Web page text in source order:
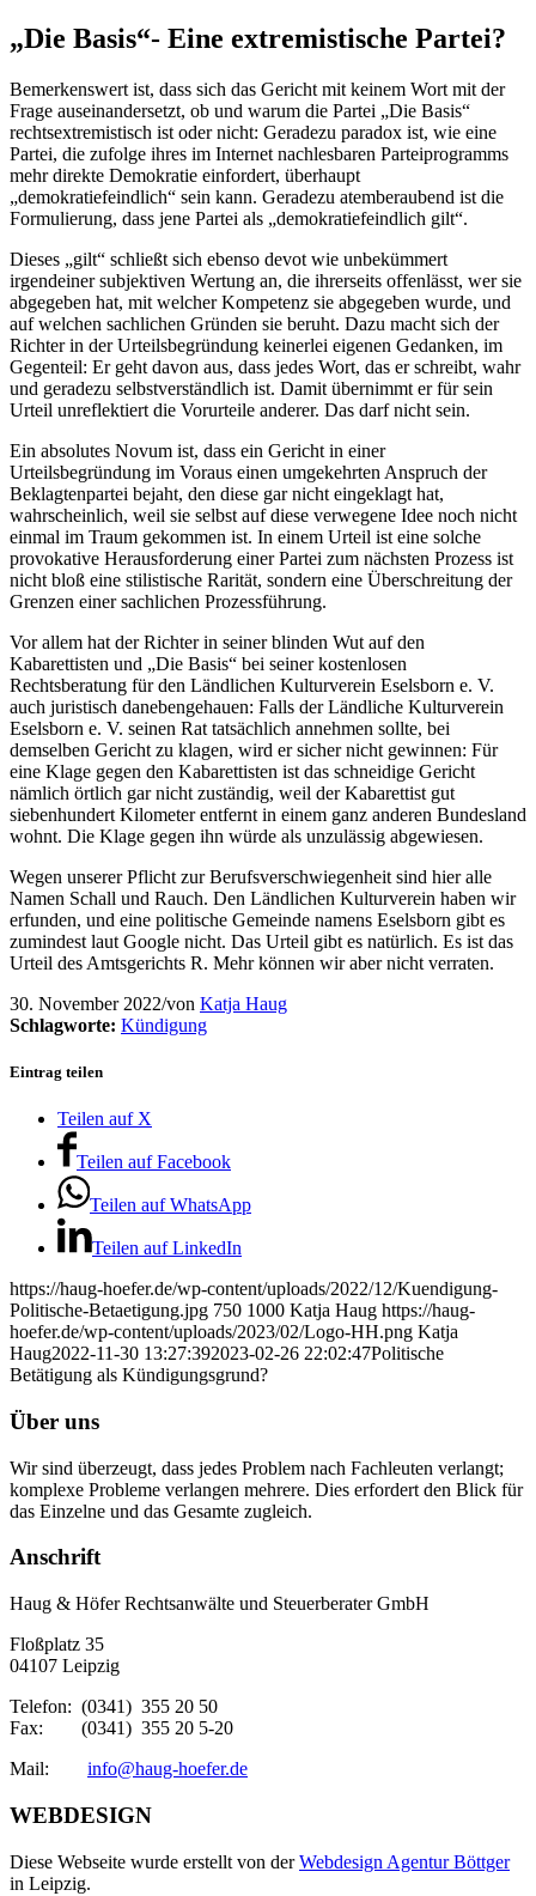
„Die Basis“- Eine extremistische Partei?
Bemerkenswert ist, dass sich das Gericht mit keinem Wort mit der
Frage auseinandersetzt, ob und warum die Partei „Die Basis“
rechtsextremistisch ist oder nicht: Geradezu paradox ist, wie eine
Partei, die zufolge ihres im Internet nachlesbaren Parteiprogramms
mehr direkte Demokratie einfordert, überhaupt
„demokratiefeindlich“ sein kann. Geradezu atemberaubend ist die
Formulierung, dass jene Partei als „demokratiefeindlich gilt“.
Dieses „gilt“ schließt sich ebenso devot wie unbekümmert
irgendeiner subjektiven Wertung an, die ihrerseits offenlässt, wer sie
abgegeben hat, mit welcher Kompetenz sie abgegeben wurde, und
auf welchen sachlichen Gründen sie beruht. Dazu macht sich der
Richter in der Urteilsbegründung keinerlei eigenen Gedanken, im
Gegenteil: Er geht davon aus, dass jedes Wort, das er schreibt, wahr
und geradezu selbstverständlich ist. Damit übernimmt er für sein
Urteil unreflektiert die Vorurteile anderer. Das darf nicht sein.
Ein absolutes Novum ist, dass ein Gericht in einer
Urteilsbegründung im Voraus einen umgekehrten Anspruch der
Beklagtenpartei bejaht, den diese gar nicht eingeklagt hat,
wahrscheinlich, weil sie selbst auf diese verwegene Idee noch nicht
einmal im Traum gekommen ist. In einem Urteil ist eine solche
provokative Herausforderung einer Partei zum nächsten Prozess ist
nicht bloß eine stilistische Rarität, sondern eine Überschreitung der
Grenzen einer sachlichen Prozessführung.
Vor allem hat der Richter in seiner blinden Wut auf den
Kabarettisten und „Die Basis“ bei seiner kostenlosen
Rechtsberatung für den Ländlichen Kulturverein Eselsborn e. V.
auch juristisch danebengehauen: Falls der Ländliche Kulturverein
Eselsborn e. V. seinen Rat tatsächlich annehmen sollte, bei
demselben Gericht zu klagen, wird er sicher nicht gewinnen: Für
eine Klage gegen den Kabarettisten ist das schneidige Gericht
nämlich örtlich gar nicht zuständig, weil der Kabarettist gut
siebenhundert Kilometer entfernt in einem ganz anderen Bundesland
wohnt. Die Klage gegen ihn würde als unzulässig abgewiesen.
Wegen unserer Pflicht zur Berufsverschwiegenheit sind hier alle
Namen Schall und Rauch. Den Ländlichen Kulturverein haben wir
erfunden, und eine politische Gemeinde namens Eselsborn gibt es
zumindest laut Google nicht. Das Urteil gibt es natürlich. Es ist das
Urteil des Amtsgerichts R. Mehr können wir aber nicht verraten.
30. November 2022/von Katja Haug
Schlagworte: Kündigung
Eintrag teilen
Teilen auf X
Teilen auf Facebook
Teilen auf WhatsApp
Teilen auf LinkedIn
https://haug-hoefer.de/wp-content/uploads/2022/12/Kuendigung-
Politische-Betaetigung.jpg 750 1000 Katja Haug https://haug-
hoefer.de/wp-content/uploads/2023/02/Logo-HH.png Katja
Haug2022-11-30 13:27:392023-02-26 22:02:47Politische
Betätigung als Kündigungsgrund?
Über uns
Wir sind überzeugt, dass jedes Problem nach Fachleuten verlangt;
komplexe Probleme verlangen mehrere. Dies erfordert den Blick für
das Einzelne und das Gesamte zugleich.
Anschrift
Haug & Höfer Rechtsanwälte und Steuerberater GmbH
Floßplatz 35
04107 Leipzig
Telefon: (0341) 355 20 50
Fax: (0341) 355 20 5-20
Mail: info@haug-hoefer.de
WEBDESIGN
Diese Webseite wurde erstellt von derWebdesign Agentur Böttger
in Leipzig.